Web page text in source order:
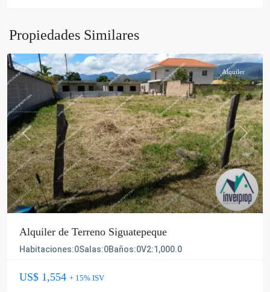
Propiedades Similares
Previous Next
Alquiler
Alquiler de Terreno Siguatepeque
Habitaciones:0Salas:0Baños:0V2:1,000.0
US$ 1,554 + 15% ISV